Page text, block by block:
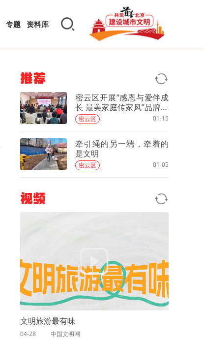
专题 资料库
推荐
密云区开展“感恩与爱伴成
长 最美家庭传家风”品牌系
列活动
密云区 01-15
牵引绳的另一端，牵着的
是文明
密云区 01-05
视频
文明旅游最有味
04-28 中国文明网